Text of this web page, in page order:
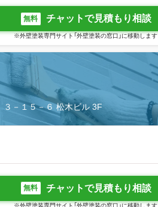
無料 チャットで見積もり相談
※外壁塗装専門サイト「外壁塗装の窓口」に移動します
－１５－６ 松木ビル 3F
無料 チャットで見積もり相談
※外壁塗装専門サイト「外壁塗装の窓口」に移動します